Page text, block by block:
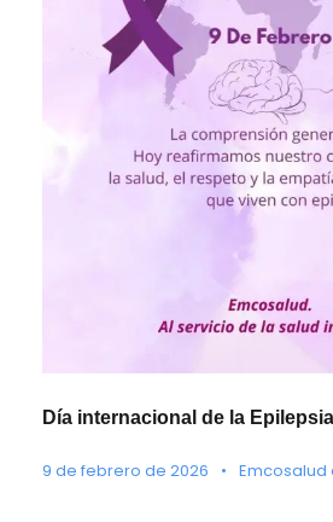
Día internacional de la Epilepsia
9 de febrero de 2026 •